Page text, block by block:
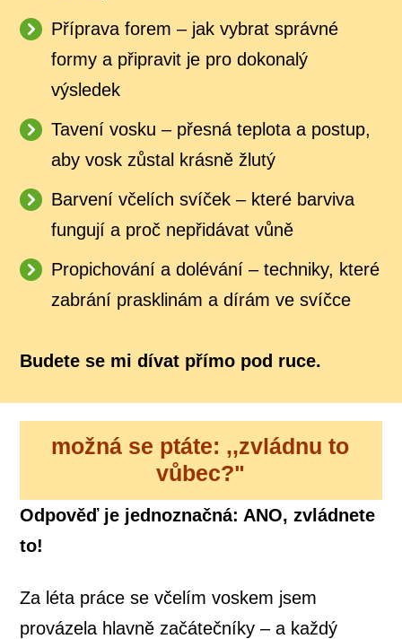
Příprava forem – jak vybrat správné
formy a připravit je pro dokonalý
výsledek
Tavení vosku – přesná teplota a postup,
aby vosk zůstal krásně žlutý
Barvení včelích svíček – které barviva
fungují a proč nepřidávat vůně
Propichování a dolévání – techniky, které
zabrání prasklinám a dírám ve svíčce
Budete se mi dívat přímo pod ruce.
možná se ptáte: ,,zvládnu to
vůbec?"
Odpověď je jednoznačná: ANO, zvládnete
to!
Za léta práce se včelím voskem jsem
provázela hlavně začátečníky – a každý